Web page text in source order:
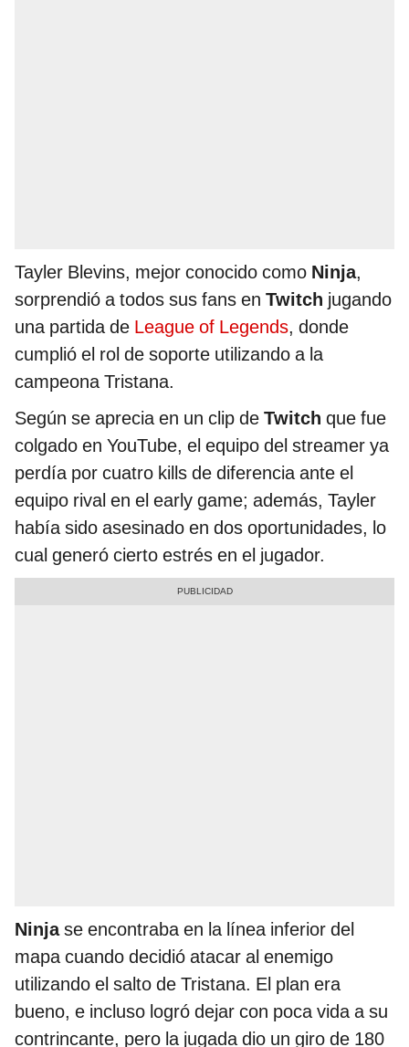
Tayler Blevins, mejor conocido como Ninja,
sorprendió a todos sus fans en Twitch jugando
una partida de League of Legends, donde
cumplió el rol de soporte utilizando a la
campeona Tristana.
Según se aprecia en un clip de Twitch que fue
colgado en YouTube, el equipo del streamer ya
perdía por cuatro kills de diferencia ante el
equipo rival en el early game; además, Tayler
había sido asesinado en dos oportunidades, lo
cual generó cierto estrés en el jugador.
Ninjase encontraba en la línea inferior del
mapa cuando decidió atacar al enemigo
utilizando el salto de Tristana. El plan era
bueno, e incluso logró dejar con poca vida a su
contrincante, pero la jugada dio un giro de 180